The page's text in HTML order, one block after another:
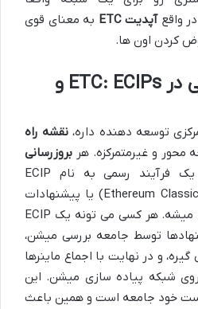
واقعآپدیت ETC
به معنای قوی
کردن اون ها.
مکانیسم بروزرسانی در ETC: ECIPs و
توسعه دهنده داره، نقشه راه
محور و غیرمتمرکزه. هر بروزرسانی
از طریق یک فرآیند رسمی به نام ECIP
(Ethereum Classic Improvement Proposal) یا پیشنهادات
بهبود اتریوم کلاسیک مطرح میشه. هر کسی می تونه یک ECIP
توسط جامعه بررسی میشن،
و در نهایت با اجماع ماینرها
شبکه پیاده سازی میشن. این
خود جامعه است و همین باعث